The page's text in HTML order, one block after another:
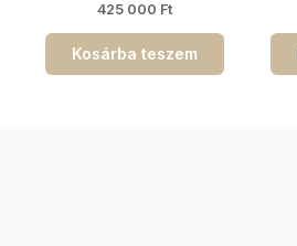
425 000 Ft
Kosárba teszem